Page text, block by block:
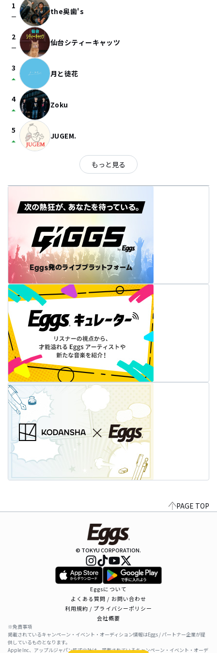
1
check_indeterminate_small the奥歯's
2
check_indeterminate_small 仙台シティーキャッツ
3
arrow_drop_up 月と徒花
4
arrow_drop_up Zoku
5
arrow_drop_up JUGEM.
もっと見る
PAGE TOP
© TOKYU CORPORATION.
Eggsについて
よくある質問 / お問い合わせ
利用規約 / プライバシーポリシー
会社概要
※免責事項
掲載されているキャンペーン・イベント・オーディション情報はEggs / パートナー企業が提
供しているものとなります。
Apple Inc、アップルジャパン株式会社は、掲載されているキャンペーン・イベント・オーデ